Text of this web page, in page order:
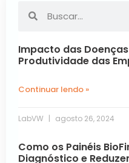
Impacto das
Produtividade das
Continuar lendo »
LabVW agosto 26, 2024
Como os Painéis
Diagnóstico e